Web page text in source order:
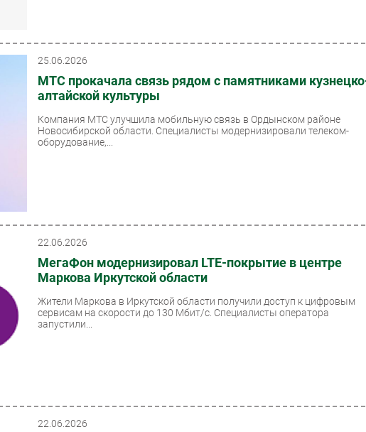
25.06.2026
МТС прокачала связь рядом с памятниками
алтайской культуры
Компания МТС улучшила мобильную связь в Ордынском районе
Новосибирской области. Специалисты модернизировали телеком-
оборудование,...
22.06.2026
МегаФон модернизировал LTE-покрытие в центре
Маркова Иркутской области
Жители Маркова в Иркутской области получили доступ к цифровым
сервисам на скорости до 130 Мбит/с. Специалисты оператора
запустили...
22.06.2026